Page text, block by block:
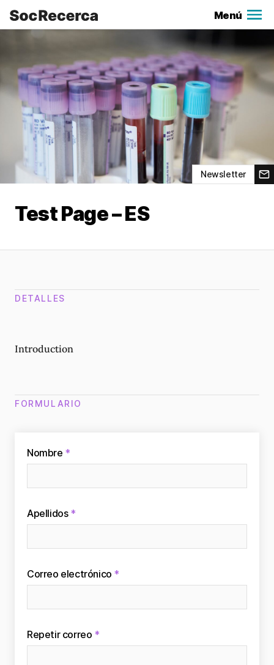
Menú
Newsletter
Test Page – ES
DETALLES
Introduction
FORMULARIO
Nombre *
Apellidos *
Correo electrónico *
Repetir correo *